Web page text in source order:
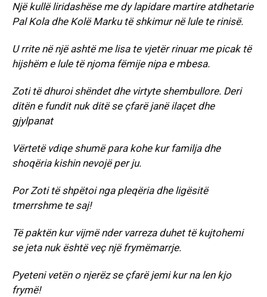
Një kullë liridashëse me dy lapidare martire atdhetarie
Pal Kola dhe Kolë Marku të shkimur në lule te rinisë.
U rrite në një ashtë me lisa te vjetër rinuar me picak të
hijshëm e lule të njoma fëmije nipa e mbesa.
Zoti të dhuroi shëndet dhe virtyte shembullore. Deri
ditën e fundit nuk ditë se çfarë janë ilaçet dhe
gjylpanat
Vërtetë vdiqe shumë para kohe kur familja dhe
shoqëria kishin nevojë per ju.
Por Zoti të shpëtoi nga pleqëria dhe ligësitë
tmerrshme te saj!
Të paktën kur vijmë nder varreza duhet të kujtohemi
se jeta nuk është veç një frymëmarrje.
Pyeteni vetën o njerëz se çfarë jemi kur na len kjo
frymë!